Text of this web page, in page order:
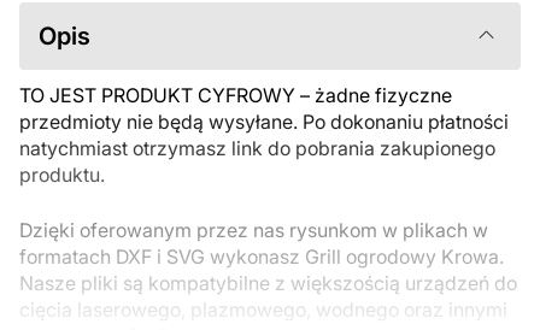
skontaktuj się bezpośrednio ze sprzedawcą.
Opis
TO JEST PRODUKT CYFROWY – żadne fizyczne
przedmioty nie będą wysyłane. Po dokonaniu płatności
natychmiast otrzymasz link do pobrania zakupionego
produktu.
Dzięki oferowanym przez nas rysunkom w plikach w
formatach DXF i SVG wykonasz Grill ogrodowy Krowa.
Nasze pliki są kompatybilne z większością urządzeń do
cięcia laserowego, plazmowego, wodnego oraz innymi